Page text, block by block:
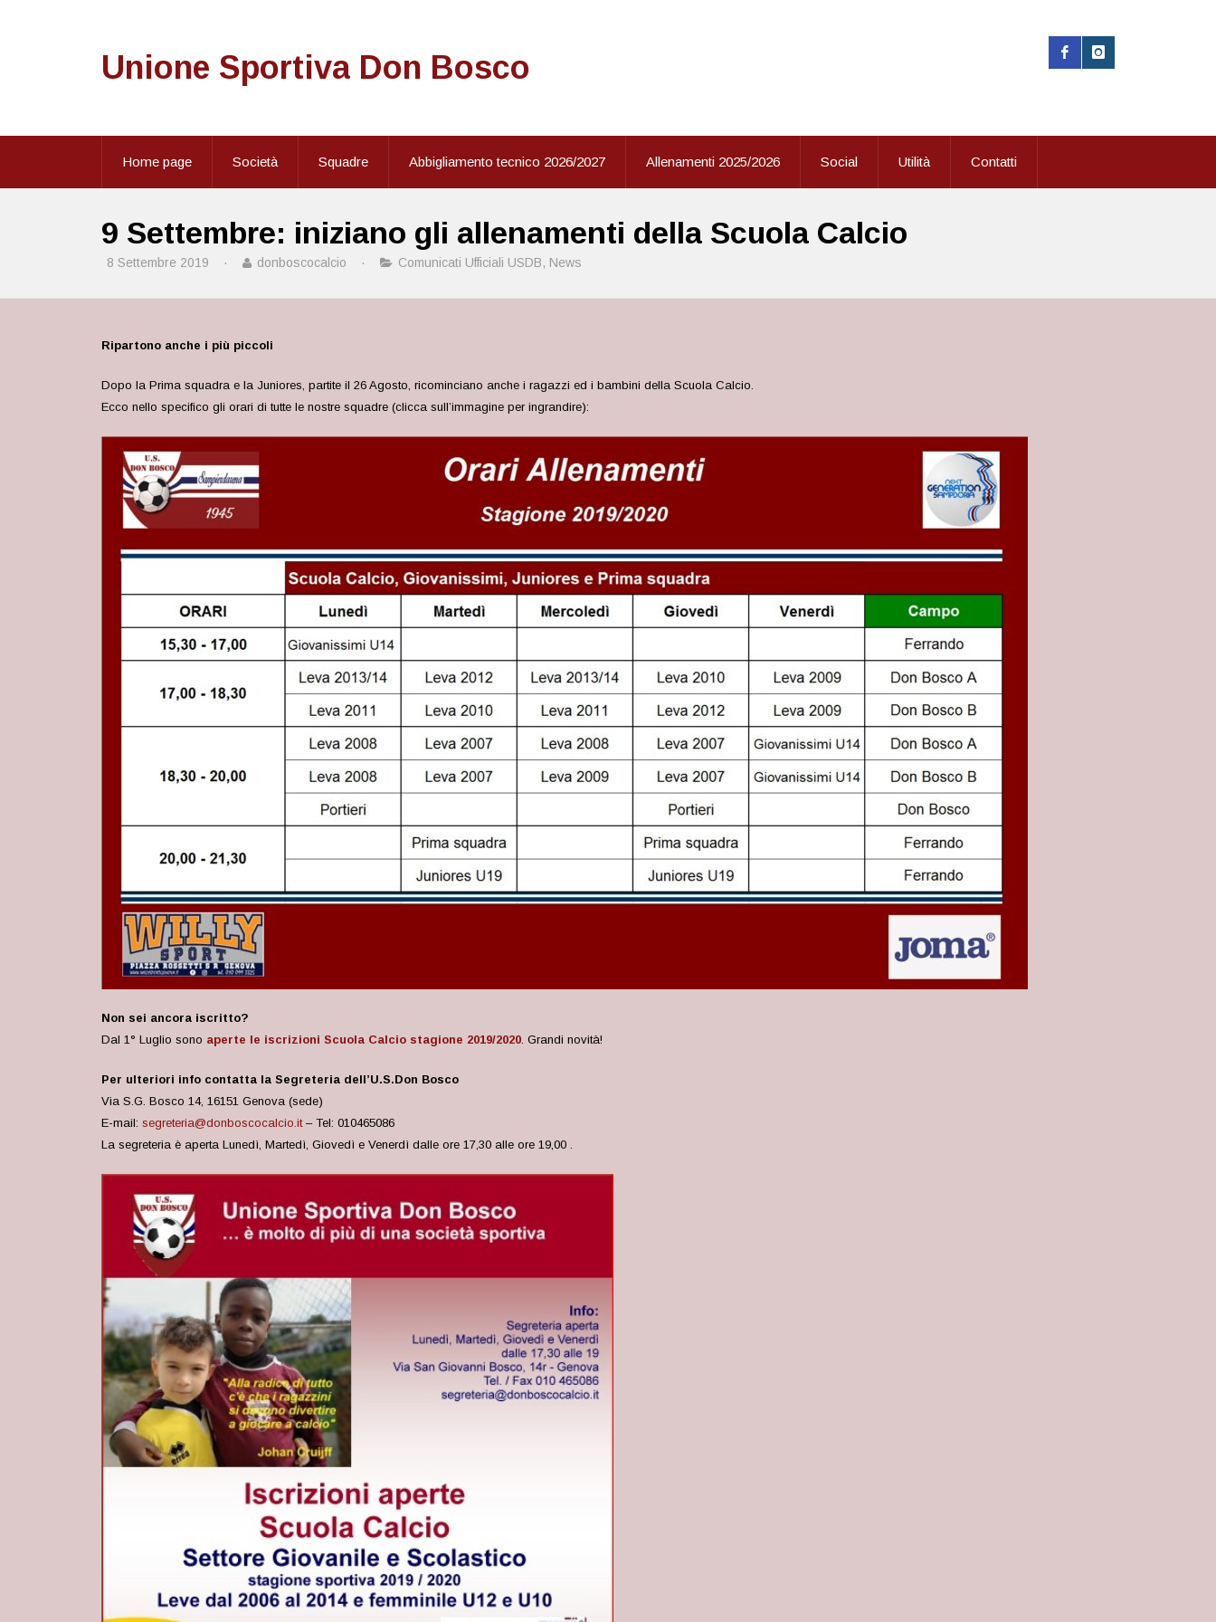
Unione Sportiva Don Bosco
Home page Società Squadre Abbigliamento tecnico 2026/2027 Allenamenti 2025/2026 Social Utilità Contatti
9 Settembre: iniziano gli allenamenti della Scuola Calcio
8 Settembre 2019 · donboscocalcio · Comunicati Ufficiali USDB, News
Ripartono anche i più piccoli
Dopo la Prima squadra e la Juniores, partite il 26 Agosto, ricominciano anche i ragazzi ed i bambini della Scuola Calcio.
Ecco nello specifico gli orari di tutte le nostre squadre (clicca sull’immagine per ingrandire):
Non sei ancora iscritto?
Dal 1° Luglio sono aperte le iscrizioni Scuola Calcio stagione 2019/2020. Grandi novità!
Per ulteriori info contatta la Segreteria dell’U.S.Don Bosco
Via S.G. Bosco 14, 16151 Genova (sede)
E-mail: segreteria@donboscocalcio.it – Tel: 010465086
La segreteria è aperta Lunedì, Martedì, Giovedì e Venerdì dalle ore 17,30 alle ore 19,00 .